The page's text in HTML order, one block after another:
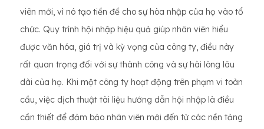
viên mới, vì nó tạo tiền đề cho sự hòa nhập của họ vào tổ
chức. Quy trình hội nhập hiệu quả giúp nhân viên hiểu
được văn hóa, giá trị và kỳ vọng của công ty, điều này
rất quan trọng đối với sự thành công và sự hài lòng lâu
dài của họ. Khi một công ty hoạt động trên phạm vi toàn
cầu, việc dịch thuật tài liệu hướng dẫn hội nhập là điều
cần thiết để đảm bảo nhân viên mới đến từ các nền tảng